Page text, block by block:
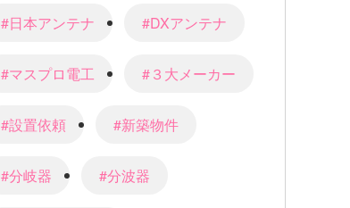
#日本アンテナ #DXアンテナ
#マスプロ電工 #３大メーカー
#設置依頼 #新築物件
#分岐器 #分波器